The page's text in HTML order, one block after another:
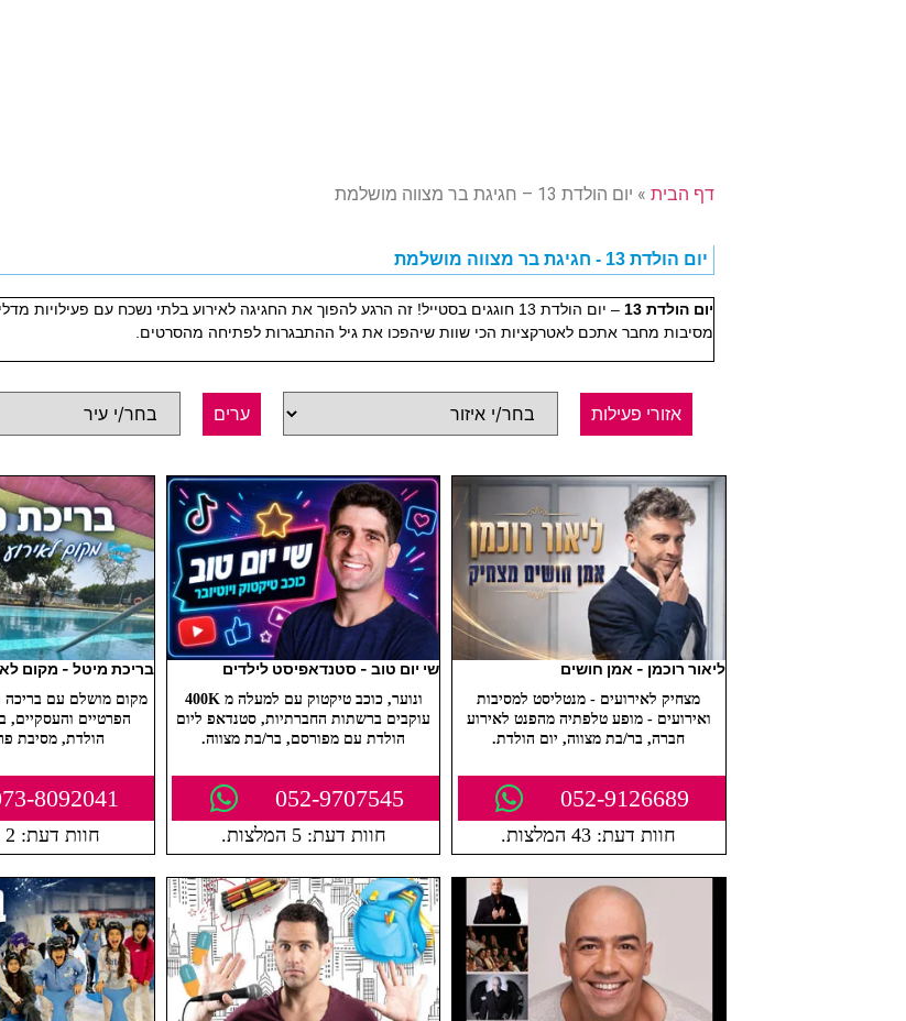
דף הבית » יום הולדת 13 – חגיגת בר מצווה מושלמת
יום הולדת 13 - חגיגת בר מצווה מושלמת
יום הולדת 13
– יום הולדת 13 חוגגים בסטייל! זה הרגע להפוך את החגיגה לאירוע בלתי נשכח עם
מסיבות מחבר אתכם לאטרקציות הכי שוות שיהפכו את גיל ההתבגרות לפתיחה מהסרטים.
אזורי פעילות ערים
ליאור רוכמן - אמן חושים
מצחיק לאירועים - מנטליסט למסיבות
ואירועים - מופע טלפתיה מהפנט לאירוע
חברה, בר/בת מצווה, יום הולדת.
052-9126689
חוות דעת: 43 המלצות.
שי יום טוב - סטנדאפיסט לילדים
ונוער, כוכב טיקטוק עם למעלה מ 400K
עוקבים ברשתות החברתיות, סטנדאפ ליום
הולדת עם מפורסם, בר/בת מצווה.
052-9707545
חוות דעת: 5 המלצות.
בריכת מיטל - מקום
מקום מושלם עם בריכה
הפרטיים והעסקיים,
הולדת, מסיבת
8092041
חוות דעת: 2 המלצות.